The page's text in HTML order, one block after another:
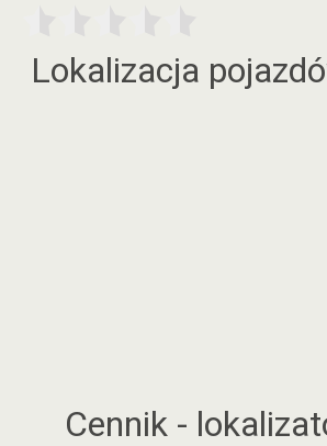
Lokalizacja
Cennik -